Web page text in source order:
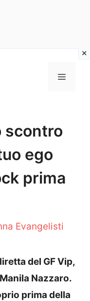
Menu
scontro
ego
prima
Evangelisti
del GF Vip,
Nazzaro.
prima della